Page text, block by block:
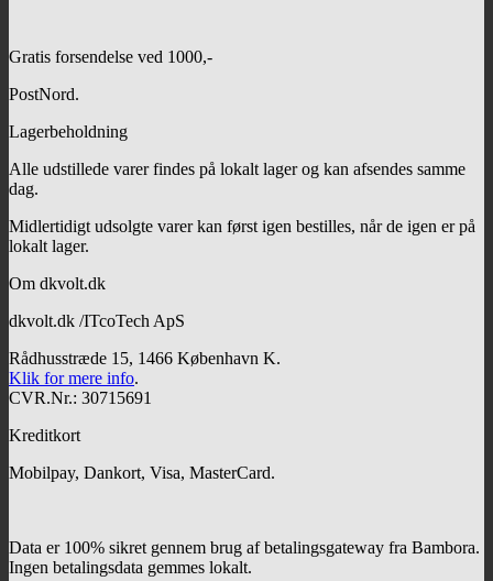
Gratis forsendelse ved 1000,-
PostNord.
Lagerbeholdning
Alle udstillede varer findes på lokalt lager og kan afsendes samme
dag.
Midlertidigt udsolgte varer kan først igen bestilles, når de igen er på
lokalt lager.
Om dkvolt.dk
dkvolt.dk /ITcoTech ApS
Rådhusstræde 15, 1466 København K.
Klik for mere info.
CVR.Nr.: 30715691
Kreditkort
Mobilpay, Dankort, Visa, MasterCard.
Data er 100% sikret gennem brug af betalingsgateway fra Bambora.
Ingen betalingsdata gemmes lokalt.